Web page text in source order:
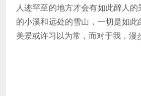
人迹罕至的地方才会有如此醉人
的小溪和远处的雪山，一切是如
美景或许习以为常，而对于我，